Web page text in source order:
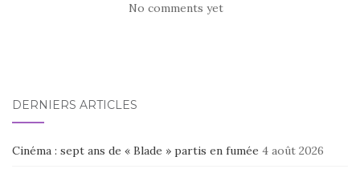
No comments yet
DERNIERS ARTICLES
Cinéma : sept ans de « Blade » partis en fumée 4 août 2026